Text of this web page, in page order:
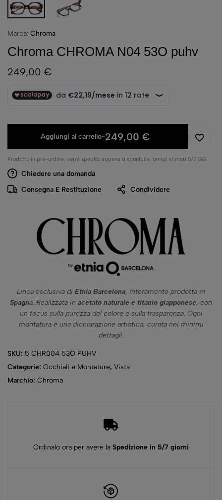
Marca: Chroma
Chroma CHROMA N04 53O puhv
249,00 €
Aggiungi al carrello-249,00 €
Prodotto in pre-ordine: verrà spedito appena disponibile, tempi stimati 5/7 GG.
Chiedere una domanda
Consegna E Restituzione
Condividere
Linea esclusiva di Etnia Barcelona, interamente prodotta in
Spagna. Realizzata in acetato naturale e titanio giapponese, con
un focus sulla purezza del colore e sulla trasparenza. Ogni
montatura è una dichiarazione artistica, curata nei minimi
dettagli.
SKU: 5 CHR004 53O PUHV
Categorie: Occhiali e Montature, Vista
Marchio: Chroma
Ordinalo ora per avere la Spedizione in 5/7 giorni